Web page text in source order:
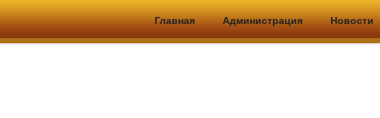
Главная Администрация Новости